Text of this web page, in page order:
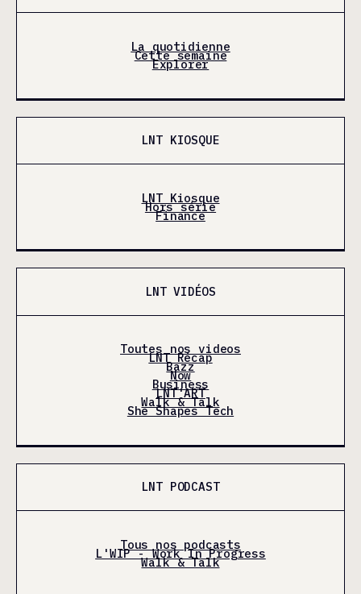
La quotidienne
Cette semaine
Explorer
LNT KIOSQUE
LNT Kiosque
Hors série
Finance
LNT VIDÉOS
Toutes nos videos
LNT Récap
Bazz
Now
Business
LNT'ART
Walk & Talk
She Shapes Tech
LNT PODCAST
Tous nos podcasts
L'WIP - Work In Progress
Walk & Talk